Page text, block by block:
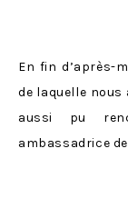
En fin d’après-
de laquelle nous
aussi pu
ambassadrice